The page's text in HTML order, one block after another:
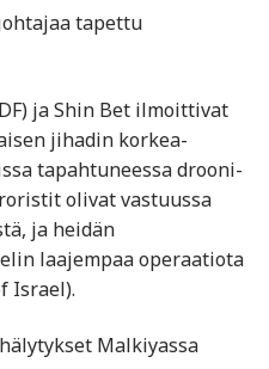
tapettu
ja Shin Bet ilmoittivat
jihadin korkea-
tapahtuneessa drooni-
olivat vastuussa
ja heidän
laajempaa operaatiota
Israel).
Malkiyassa